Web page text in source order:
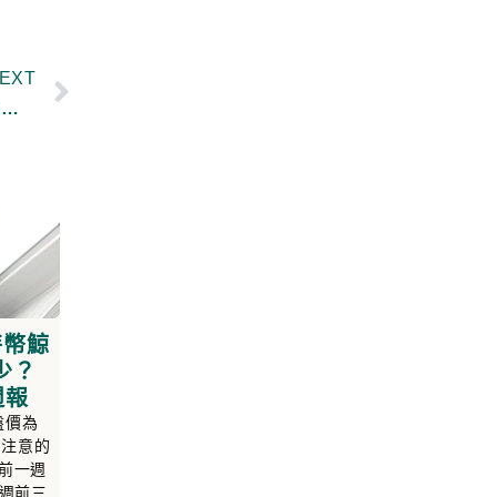
2022年比特幣鏈上數據回顧｜年度大事、虧損中供給、資金費率、BTC 供給狀況分析｜幣學鏈上數據週報
鯨
？
價為
意的
一週
前三